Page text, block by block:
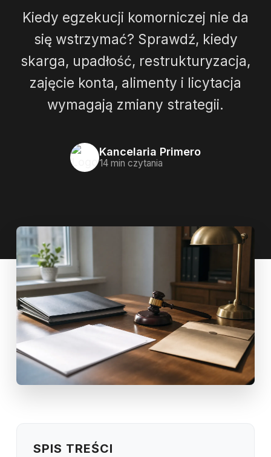
Kiedy egzekucji komorniczej nie da
się wstrzymać? Sprawdź, kiedy
skarga, upadłość, restrukturyzacja,
zajęcie konta, alimenty i licytacja
wymagają zmiany strategii.
Kancelaria Primero
14 min czytania
SPIS TREŚCI